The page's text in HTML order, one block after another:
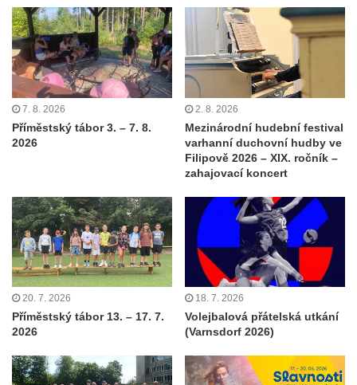
7. 8. 2026
Příměstský tábor 3. – 7. 8.
2026
2. 8. 2026
Mezinárodní hudební festival
varhanní duchovní hudby ve
Filipově 2026 – XIX. ročník –
zahajovací koncert
20. 7. 2026
Příměstský tábor 13. – 17. 7.
2026
18. 7. 2026
Volejbalová přátelská utkání
(Varnsdorf 2026)